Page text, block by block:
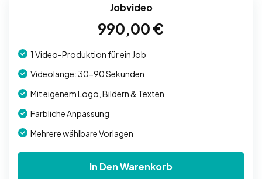
Jobvideo
990,00€
1 Video-Produktion für ein Job
Videolänge: 30-90 Sekunden
Mit eigenem Logo, Bildern & Texten
Farbliche Anpassung
Mehrere wählbare Vorlagen
In Den Warenkorb